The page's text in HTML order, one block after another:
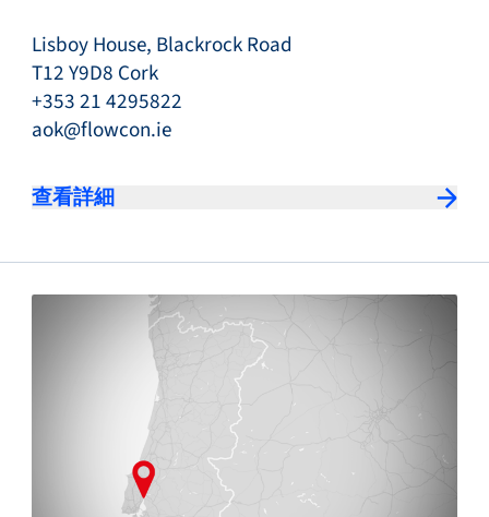
Lisboy House, Blackrock Road
T12 Y9D8 Cork
+353 21 4295822
aok@flowcon.ie
查看詳細